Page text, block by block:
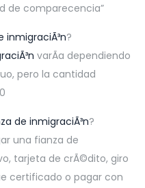
de comparecencia”
inmigraciÃ³n?
varÃ­a dependiendo
pero la cantidad
de inmigraciÃ³n?
una fianza de
tarjeta de crÃ©dito, giro
certificado o pagar con